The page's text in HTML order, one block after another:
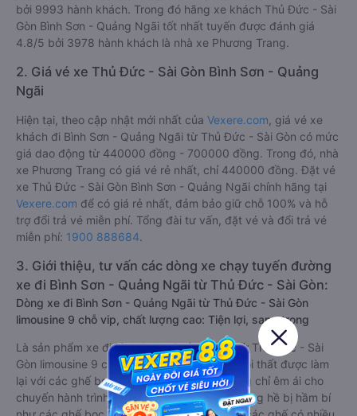
bởi 9993 hành khách. Trong đó hãng xe khách Thủ Đức - Sài
Gòn Bình Sơn - Quảng Ngãi tốt nhất tuyến được đánh giá
4.8/5 bởi 3978 hành khách là nhà xe Phương Trang.
2. Giá vé xe Thủ Đức - Sài Gòn Bình Sơn - Quảng
Ngãi
Hiện tại, theo cập nhật mới nhất của Vexere.com , giá vé xe
khách đi Bình Sơn - Quảng Ngãi từ Thủ Đức - Sài Gòn có mức
giá dao động từ 440000 đồng - 700000 đồng. Trong đó, nhà
xe Phương Trang có giá vé rẻ nhất, chỉ 440000 đồng. Đặt vé
xe Thủ Đức - Sài Gòn Bình Sơn - Quảng Ngãi chính hãng tại
Vexere.com để có giá rẻ nhất, đảm bảo giữ chỗ 100% và hỗ
trợ đổi trả vé miễn phí. Tổng đài tư vấn, đặt vé và đổi trả vé
miễn phí: 1900 888684.
3. Giới thiệu, tư vấn các dòng xe chạy tuyến đường
xe đi Bình Sơn - Quảng Ngãi từ Thủ Đức - Sài Gòn:
Dòng xe đi Bình Sơn - Quảng Ngãi từ Thủ Đức - Sài Gòn
limousine 9 chỗ vip, chất lượng cao: Tiện lợi, sang trọng
Là sản phẩm xe đi Bình Sơn - Quảng Ngãi từ Thủ Đức - Sài
Gòn limousine 9 chỗ cải tiến từ xe 16 chỗ. Nội thất được làm
lại với các ghế bọc da chuẩn Châu Âu, không chỉ êm ái cho
chuyến hành trình xa, mà còn mát mẻ và không hề bị hầm bí